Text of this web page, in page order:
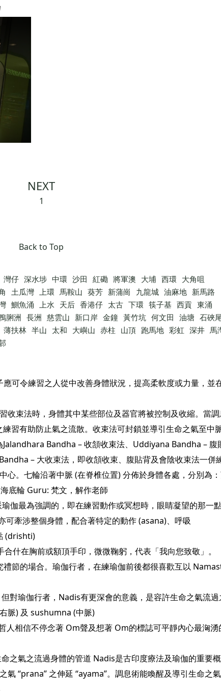
NEXT
1
Back to Top
灣仔 深水埗 中環 沙田 紅磡 將軍澳 大埔 西環 大角咀
土瓜灣 上環 馬鞍山 葵芳 新蒲崗 九龍城 油麻地 新馬路
鰂魚涌 上水 天后 香港仔 太古 下環 筷子基 西貢 東涌
脷洲 長洲 慈雲山 新口岸 金鐘 黃竹坑 何文田 油塘 石硤
薄扶林 半山 太和 大嶼山 赤柱 山頂 跑馬地 彩虹 深井 馬
可令練習之人從中改善身體狀況，提高柔軟度或力量，並
收束法時，身體其中某些部位及器官將被控制及收縮。當調
習有助防止氣之流散。收束法可封鎖並導引生命之氣至中
Bandha – 收頷收束法、Uddiyana Bandha – 腹
– 大收束法，即收頷收束、腹貼背及會陰收束法一併
心。七輪沿著中脈 (在脊椎位置) 分佈於身體各處，分別為
底輪 Guru: 梵文，解作老師
伽最為強調的，即在練習動作或冥想時，眼睛凝望的那一
牽涉整個身體，配合著特定的動作 (asana)、呼吸
(drishti)
什在胸前或額頂手印，微微鞠躬，代表「我向您致敬」。
節的場合。瑜伽行者，在練瑜伽前後都很喜歡互以
對瑜伽行者，Nadis有更深會的意義，是容許生命之氣流過
脈) 及 sushumna (中脈)
人相信不停念著 Om聲及想著 Om的標誌可平靜內心最洶湧
之氣之流過身體的管道 Nadis是古印度療法及瑜伽的重要
“prana” 之伸延 “ayama”。調息術能喚醒及導引生命之氣